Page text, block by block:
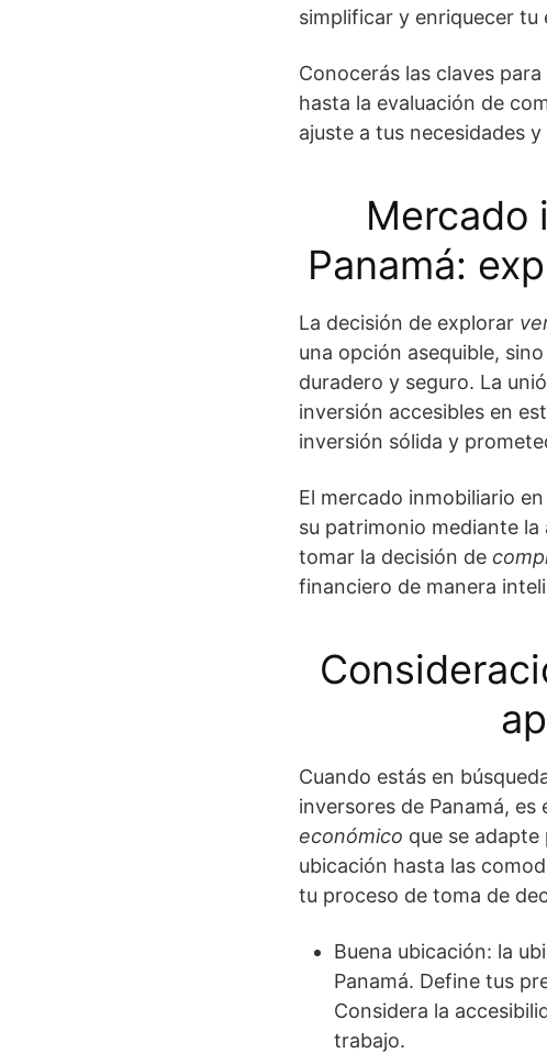
simplificar y enriquecer tu
Conocerás las claves
hasta la evaluación de
ajuste a tus necesidades
Mercado
Panamá:
La decisión de explorar
una opción asequible,
duradero y seguro. La
inversión accesibles en
inversión sólida y
El mercado inmobiliario
su patrimonio mediante la
tomar la decisión de
financiero de manera
Cuando estás en
inversores de Panamá,
económico que se
ubicación hasta las
tu proceso de toma de
Buena ubicación: la
Panamá. Define tus
Considera la
trabajo.